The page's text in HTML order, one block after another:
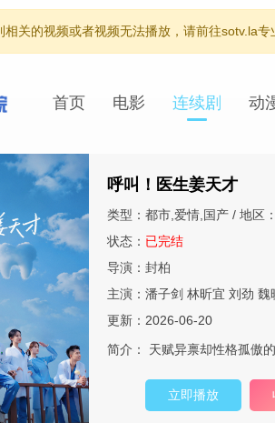
关的视频或者视频无法播放，请前往sotv.la
首页 电影 连续剧 动
呼叫！医生姜天才
类型：都市,爱情,国产 / 地区
状态： 已完结
导演： 封柏
主演： 潘子剑 林昕宜 刘劲 魏
更新：2026-06-20
简介：
天赋异禀却性格孤傲
立即播放